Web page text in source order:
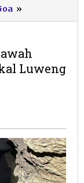
»
PSS
Bawah
Tanah
Luweng
Ombo
Pacitan
Luweng